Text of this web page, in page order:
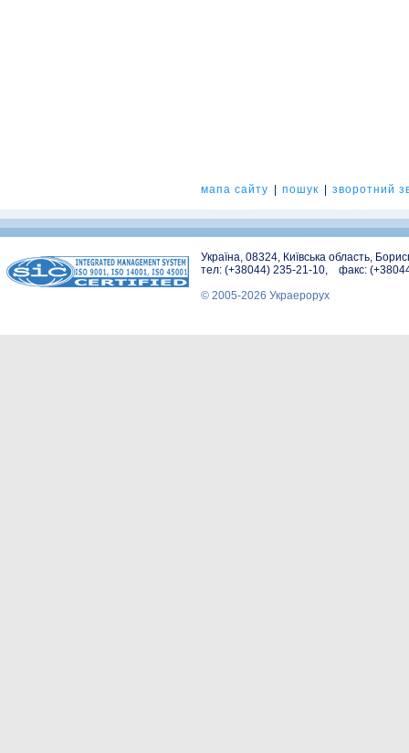
мапа сайту пошук зворотний
Україна, 08324, Київська область,
тел: (+38044) 235-21-10, факс:
© 2005-2026 Украерорух